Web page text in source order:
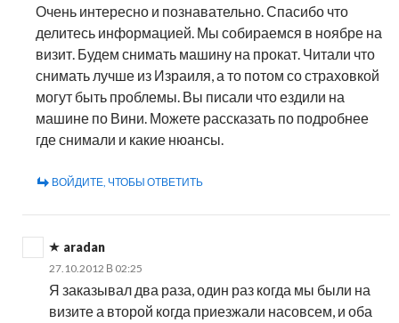
Очень интересно и познавательно. Спасибо что
делитесь информацией. Мы собираемся в ноябре на
визит. Будем снимать машину на прокат. Читали что
снимать лучше из Израиля, а то потом со страховкой
могут быть проблемы. Вы писали что ездили на
машине по Вини. Можете рассказать по подробнее
где снимали и какие нюансы.
ВОЙДИТЕ, ЧТОБЫ ОТВЕТИТЬ
aradan
27.10.2012 В 02:25
Я заказывал два раза, один раз когда мы были на
визите а второй когда приезжали насовсем, и оба